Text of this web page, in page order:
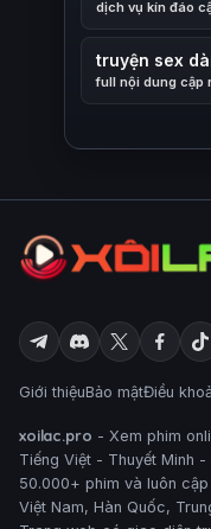
dịch vụ kín đáo
truyện sex
full nội dung cập
Giới thiệuBảo mậtĐiều
xoilac.pro - Xem phim
Tiếng Việt - Thuyết Minh
50.000+ phim và luôn
Việt Nam, Hàn Quốc,